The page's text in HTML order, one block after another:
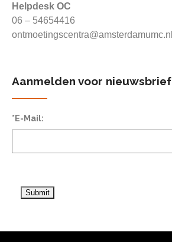
Helpdesk OC
06 – 54654416
ontmoetingscentra@amsterdamumc.nl
Aanmelden voor nieuwsbrief
*E-Mail: